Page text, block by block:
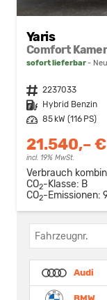
Yaris
sofort lieferbar
Fahrzeugnr. 2237033
Kraftstoff
Hybrid Benzin
Leistung
85 kW (116 PS)
21.540,– €
incl. 19% MwSt.
Verbrauch
CO2-Klasse: B
CO2-Emissionen:
Fahrzeugnr.
Audi